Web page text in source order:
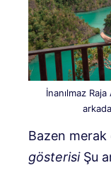
İnanılmaz
Bazen
gösterisiŞu